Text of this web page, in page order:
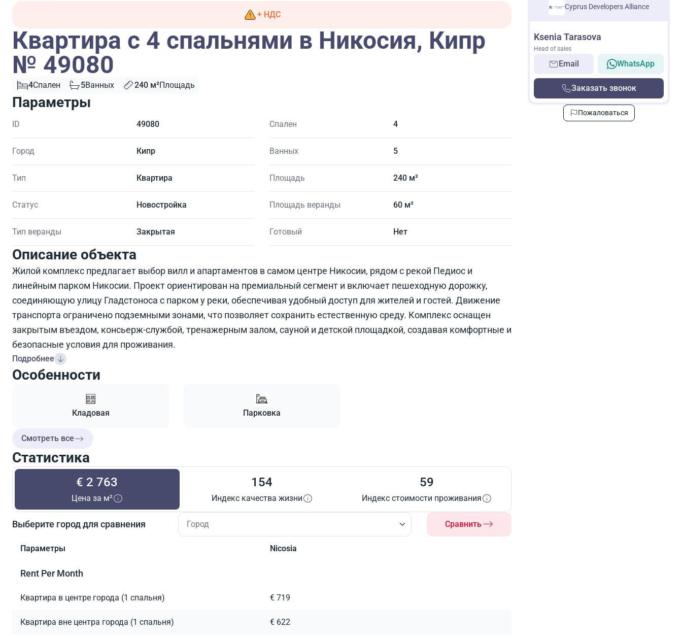
+ НДС
Квартира с 4 спальнями в Никосия, Кипр
№ 49080
4Спален 5Ванных 240 м²Площадь
Параметры
ID 49080
Город Кипр
Тип Квартира
Статус Новостройка
Тип веранды Закрытая
Спален 4
Ванных 5
Площадь 240 м²
Площадь веранды 60 м²
Готовый Нет
Описание объекта
Жилой комплекс предлагает выбор вилл и апартаментов в самом центре Никосии, рядом с рекой Педиос и
линейным парком Никосии. Проект ориентирован на премиальный сегмент и включает пешеходную дорожку,
соединяющую улицу Гладстоноса с парком у реки, обеспечивая удобный доступ для жителей и гостей. Движение
транспорта ограничено подземными зонами, что позволяет сохранить естественную среду. Комплекс оснащен
закрытым въездом, консьерж-службой, тренажерным залом, сауной и детской площадкой, создавая комфортные и
безопасные условия для проживания.
Подробнее
Особенности
Кладовая Парковка
Смотреть все
Статистика
€ 2 763
Цена за м²
154
Индекс качества жизни
59
Индекс стоимости проживания
Выберите город для сравнения Сравнить
Параметры Nicosia
Rent Per Month
Квартира в центре города (1 спальня) € 719
Квартира вне центра города (1 спальня) € 622
Cyprus Developers Alliance
Ksenia Tarasova
Head of sales
Email WhatsApp
Заказать звонок
Пожаловаться